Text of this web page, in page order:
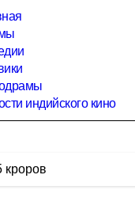
индийского кино
кроров